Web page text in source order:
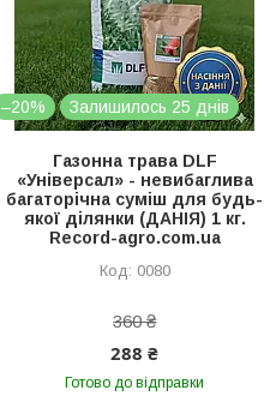
–20% Залишилось 25 днів
Газонна трава DLF
«Універсал» - невибаглива
багаторічна суміш для будь-
якої ділянки (ДАНІЯ) 1 кг.
Record-agro.com.ua
0080
360 ₴
288 ₴
Готово до відправки